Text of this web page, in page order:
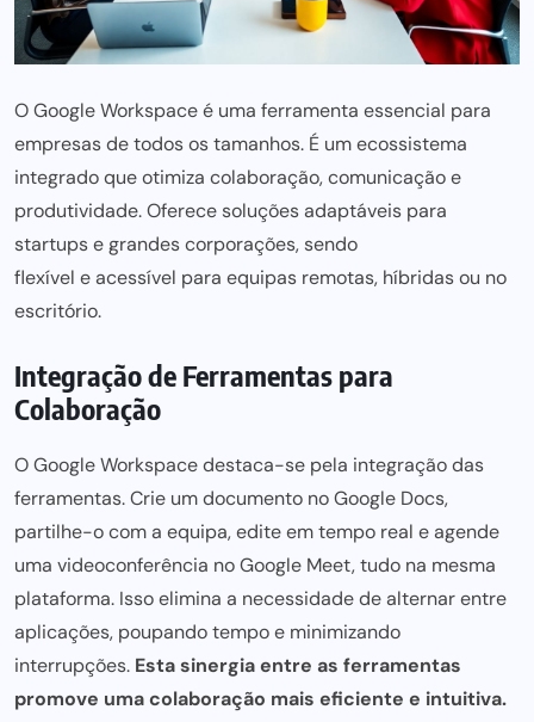
O Google Workspace é uma ferramenta essencial para
empresas de todos os tamanhos. É um ecossistema
integrado que otimiza colaboração,comunicação e
produtividade. Oferece soluções adaptáveis para
startups e grandes corporações, sendo
flexível e acessível para equipas remotas, híbridas ou no
escritório.
Integração de Ferramentas para
Colaboração
OGoogle Workspacedestaca-se pela integração das
ferramentas. Crie um documento no Google Docs,
partilhe-o com a equipa, edite em tempo real e agende
uma videoconferência no Google Meet, tudo na mesma
plataforma. Isso elimina a necessidade de alternar entre
aplicações, poupando tempo e minimizando
interrupções. Esta sinergia entre as ferramentas
promove uma colaboração mais eficiente e intuitiva.